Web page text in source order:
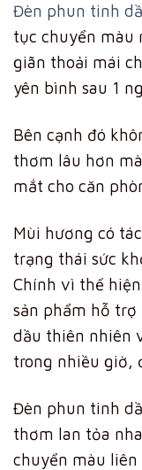
Đèn phun tinh
tục chuyển màu
giãn thoải mái
yên bình sau 1
Bên cạnh đó
thơm lâu hơn
mắt cho căn
Mùi hương có
trạng thái sức
Chính vì thế
sản phẩm hỗ
dầu thiên nhiên
trong nhiều giờ,
Đèn phun tinh
thơm lan tỏa
chuyển màu